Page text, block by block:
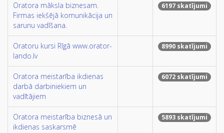
Oratora māksla biznesam.
Firmas iekšējā komunikācija un
sarunu vadīšana.
6197 skatījumi
Oratoru kursi Rīgā www.orator-
lando.lv
8990 skatījumi
Oratora meistarība ikdienas
darbā darbiniekiem un
vadītājiem
6072 skatījumi
Oratora meistarība biznesā un
ikdienas saskarsmē
5893 skatījumi